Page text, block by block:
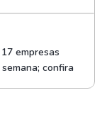
empresas
confira